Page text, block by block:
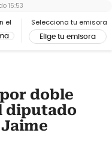
el Selecciona tu emisora
Elige tu emisora
15:53
doble
diputado